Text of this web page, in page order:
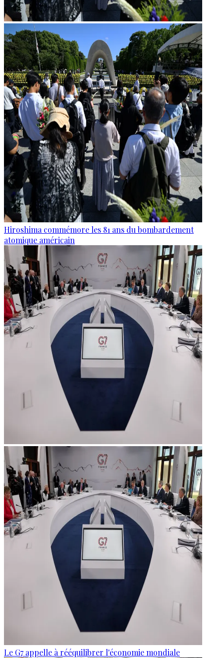
Hiroshima commémore les 81 ans du bombardement
atomique américain
Le G7 appelle à rééquilibrer l'économie mondiale